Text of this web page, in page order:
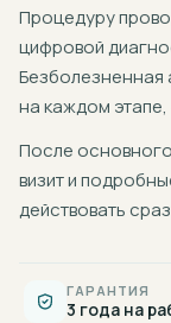
Процедуру
цифровой
Безболезненная
на каждом
После
визит и
действовать
ГАРАНТИЯ
3 года на